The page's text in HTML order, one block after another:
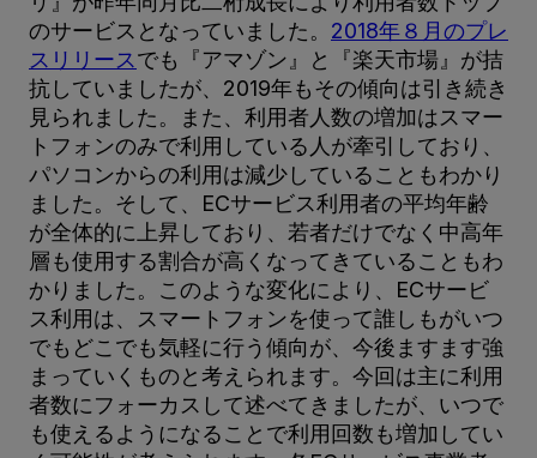
のサービスとなっていました。 2018年８月のプレ
スリリースでも『アマゾン』と『楽天市場』が拮
抗していましたが、2019年もその傾向は引き続き
見られました。また、利用者人数の増加はスマー
トフォンのみで利用している人が牽引しており、
パソコンからの利用は減少していることもわかり
ました。そして、ECサービス利用者の平均年齢
が全体的に上昇しており、若者だけでなく中高年
層も使用する割合が高くなってきていることもわ
かりました。このような変化により、ECサービ
ス利用は、スマートフォンを使って誰しもがいつ
でもどこでも気軽に行う傾向が、今後ますます強
まっていくものと考えられます。今回は主に利用
者数にフォーカスして述べてきましたが、いつで
も使えるようになることで利用回数も増加してい